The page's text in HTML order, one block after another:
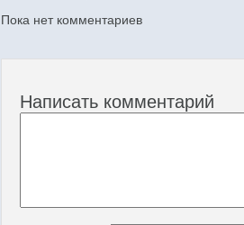
Пока нет комментариев
Написать комментарий